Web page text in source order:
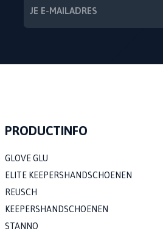
PRODUCTINFO
GLOVE GLU
ELITE KEEPERSHANDSCHOENEN
REUSCH
KEEPERSHANDSCHOENEN
STANNO